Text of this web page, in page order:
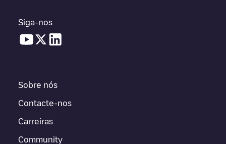
Siga-nos
Sobre nós
Contacte-nos
Carreiras
Community